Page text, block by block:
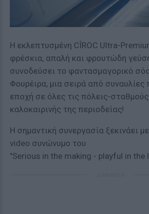
Η εκλεπτυσμένη CÎROC Ultra-
φρέσκια, απαλή και φρουτώδη
συνοδεύσει το φαντασμαγορικό
Φουρέιρα, μια σειρά από
εποχή σε όλες τις πόλεις-
καλοκαιρινής της περιοδείας!
Η σημαντική συνεργασία ξεκινάει
video συνώνυμο του
"Serious in the making - playful in the